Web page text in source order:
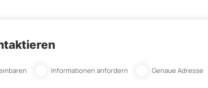
Informationen anfordern Genaue Adresse